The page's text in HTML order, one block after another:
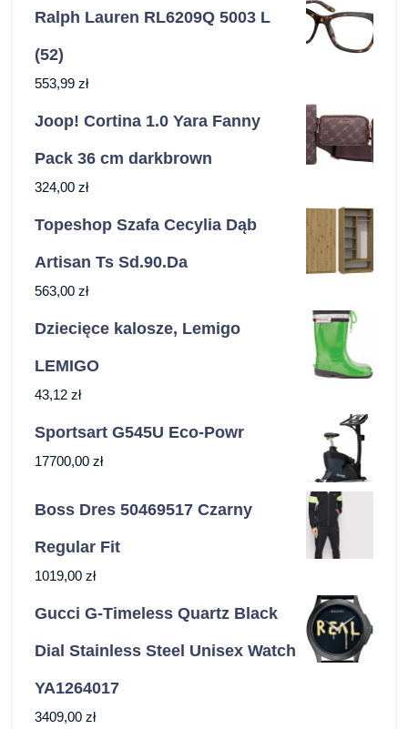
Ralph Lauren RL6209Q 5003 L
(52)
553,99 zł
Joop! Cortina 1.0 Yara Fanny
Pack 36 cm darkbrown
324,00 zł
Topeshop Szafa Cecylia Dąb
Artisan Ts Sd.90.Da
563,00 zł
Dziecięce kalosze, Lemigo
LEMIGO
43,12 zł
Sportsart G545U Eco-Powr
17700,00 zł
Boss Dres 50469517 Czarny
Regular Fit
1019,00 zł
Gucci G-Timeless Quartz Black
Dial Stainless Steel Unisex Watch
YA1264017
3409,00 zł